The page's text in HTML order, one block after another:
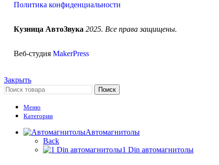
Политика конфиденциальности
Кузница АвтоЗвука 2025. Все права защищены.
Веб-студия MakerPress
Закрыть
Поиск
Меню
Категории
Автомагнитолы
Back
1 Din автомагнитолы